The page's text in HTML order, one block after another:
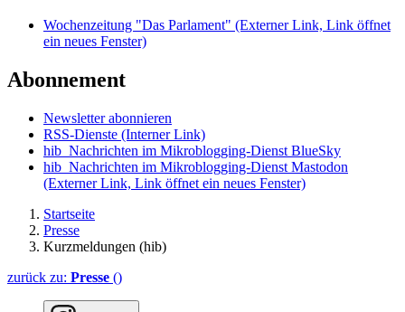
Wochenzeitung "Das Parlament" (Externer Link, Link öffnet
ein neues Fenster)
Abonnement
Newsletter abonnieren
RSS-Dienste (Interner Link)
hib_Nachrichten im Mikroblogging-Dienst BlueSky
hib_Nachrichten im Mikroblogging-Dienst Mastodon
(Externer Link, Link öffnet ein neues Fenster)
Startseite
Presse
Kurzmeldungen (hib)
zurück zu: Presse ()